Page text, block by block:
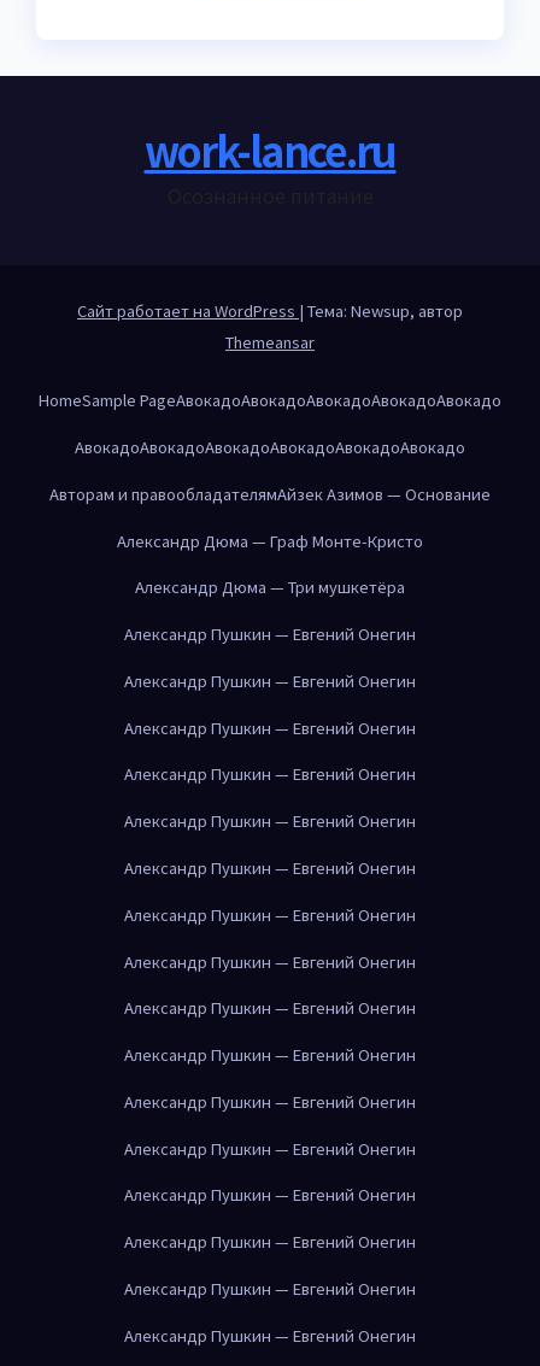
work-lance.ru
Сайт работает на WordPress | Тема: Newsup, автор
Themeansar
HomeSample PageАвокадоАвокадоАвокадоАвокадоАвокадо
АвокадоАвокадоАвокадоАвокадоАвокадоАвокадо
Авторам и правообладателямАйзек Азимов — Основание
Александр Дюма — Граф Монте-Кристо
Александр Дюма — Три мушкетёра
Александр Пушкин — Евгений Онегин
Александр Пушкин — Евгений Онегин
Александр Пушкин — Евгений Онегин
Александр Пушкин — Евгений Онегин
Александр Пушкин — Евгений Онегин
Александр Пушкин — Евгений Онегин
Александр Пушкин — Евгений Онегин
Александр Пушкин — Евгений Онегин
Александр Пушкин — Евгений Онегин
Александр Пушкин — Евгений Онегин
Александр Пушкин — Евгений Онегин
Александр Пушкин — Евгений Онегин
Александр Пушкин — Евгений Онегин
Александр Пушкин — Евгений Онегин
Александр Пушкин — Евгений Онегин
Александр Пушкин — Евгений Онегин